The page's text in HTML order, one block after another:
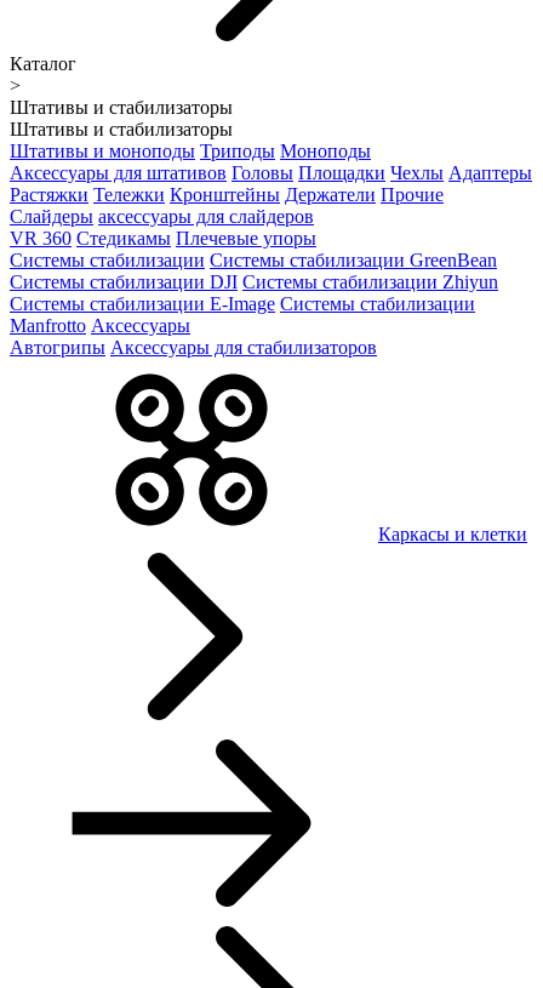
Каталог
>
Штативы и стабилизаторы
Штативы и стабилизаторы
Штативы и моноподы Триподы Моноподы
Аксессуары для штативов Головы Площадки Чехлы Адаптеры
Растяжки Тележки Кронштейны Держатели Прочие
Слайдеры аксессуары для слайдеров
VR 360 Стедикамы Плечевые упоры
Системы стабилизации Системы стабилизации GreenBean
Системы стабилизации DJI Системы стабилизации Zhiyun
Системы стабилизации E-Image Системы стабилизации
Manfrotto Аксессуары
Автогрипы Аксессуары для стабилизаторов
Каркасы и клетки